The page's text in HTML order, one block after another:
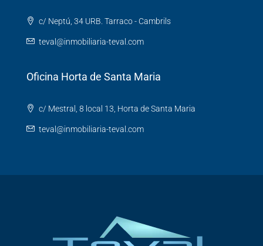
c/ Neptú, 34 URB. Tarraco - Cambrils
teval@inmobiliaria-teval.com
Oficina Horta de Santa Maria
c/ Mestral, 8 local 13, Horta de Santa Maria
teval@inmobiliaria-teval.com